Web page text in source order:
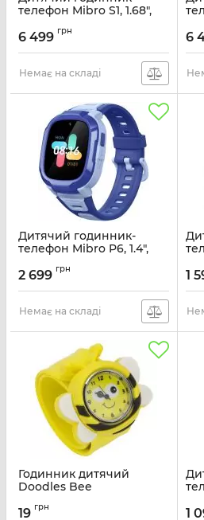
телефон Mibro S1, 1.68",
900мА·год, 2АТM,
6 499 грн
Немає на складі
6
Дитячий годинник-
телефон Mibro P6, 1.4",
900мА·год, 2АТM, синій
Артикул: XPSWP004B
2 699 грн
Немає на складі
1
Годинник дитячий
Doodles Bee
19 грн 1